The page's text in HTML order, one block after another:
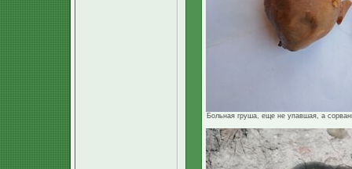
Больная груша, еще не упавшая, а